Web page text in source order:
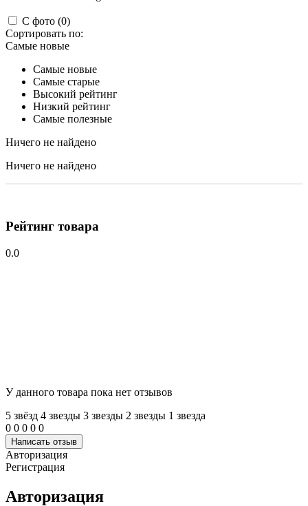
С фото (0)
Сортировать по:
Самые новые
Самые новые
Самые старые
Высокий рейтинг
Низкий рейтинг
Самые полезные
Ничего не найдено
Ничего не найдено
Рейтинг товара
0.0
У данного товара пока нет отзывов
5 звёзд 4 звeзды 3 звeзды 2 звeзды 1 звeзда
0 0 0 0 0
Написать отзыв
Авторизация
Регистрация
Авторизация